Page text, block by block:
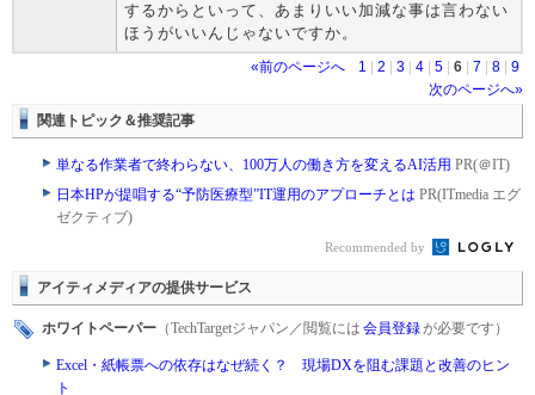
するからといって、あまりいい加減な事は言わない
ほうがいいんじゃないですか。
«前のページへ 1 2 3 4 5 6 7 8
9
次のページへ»
関連トピック＆推奨記事
単なる作業者で終わらない、100万人の働き方を変えるAI活用 PR(＠IT)
日本HPが提唱する“予防医療型”IT運用のアプローチとは PR(ITmedia エグ
ゼクティブ)
Recommended by
アイティメディアの提供サービス
ホワイトペーパー （TechTargetジャパン／閲覧には 会員登録が必要です）
Excel・紙帳票への依存はなぜ続く？ 現場DXを阻む課題と改善のヒン
ト